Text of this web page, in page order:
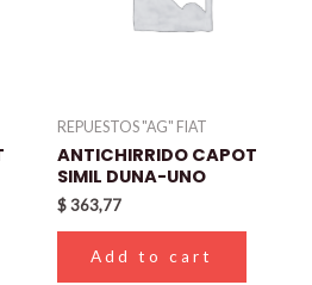
REPUESTOS "AG" FIAT
ANTICHIRRIDO CAPOT
SIMIL DUNA-UNO
$363,77
Add to cart